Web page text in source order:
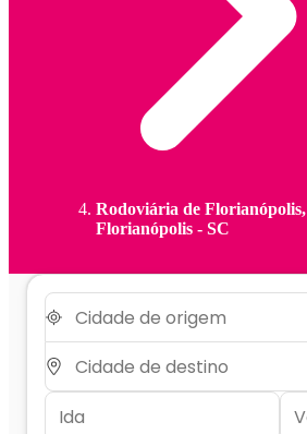
Rodoviária de Florianópolis,
Florianópolis - SC